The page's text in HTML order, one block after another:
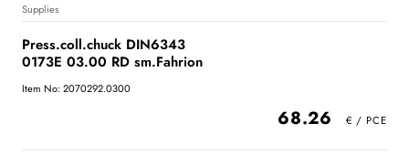
Supplies
Press.coll.chuck DIN6343
0173E 03.00 RD sm.Fahrion
Item No: 2070292.0300
68.26